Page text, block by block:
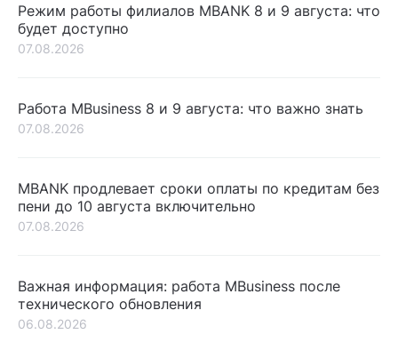
Режим работы филиалов MBANK 8 и 9 августа: что
будет доступно
07.08.2026
Работа MBusiness 8 и 9 августа: что важно знать
07.08.2026
MBANK продлевает сроки оплаты по кредитам без
пени до 10 августа включительно
07.08.2026
Важная информация: работа MBusiness после
технического обновления
06.08.2026